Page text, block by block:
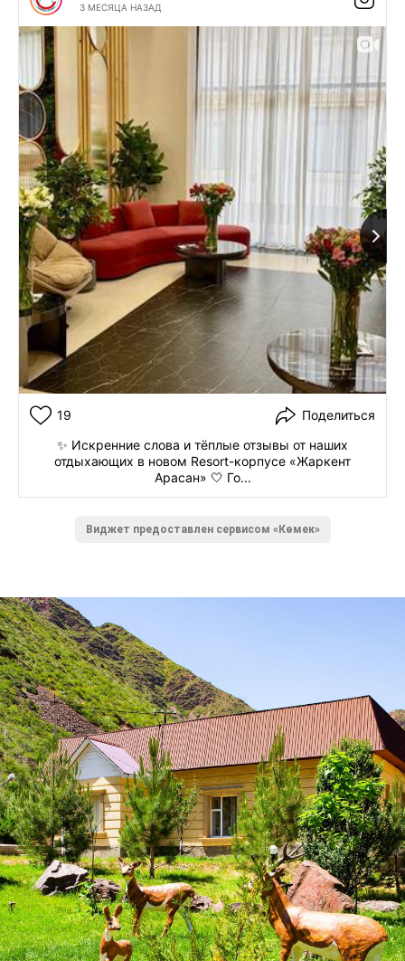
3 МЕСЯЦА НАЗАД
19
Поделиться
✨ Искренние слова и тёплые отзывы от наших
отдыхающих в новом Resort-корпусе «Жаркент
Арасан» 🤍 Го...
Виджет предоставлен сервисом «Көмек»